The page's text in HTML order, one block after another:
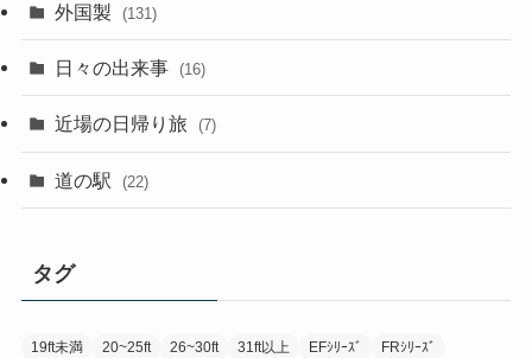
外国製 (131)
日々の出来事 (16)
近場の日帰り旅 (7)
道の駅 (22)
タグ
19ft未満 20~25ft 26~30ft 31ft以上 EFｼﾘｰｽﾞ
FRｼﾘｰｽﾞ